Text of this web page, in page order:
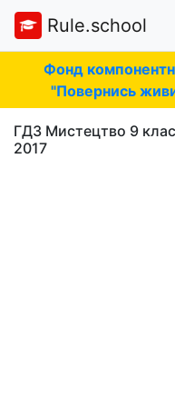
Rule.school
Фонд
"Повернись
ГДЗ Мистецтво 9
2017